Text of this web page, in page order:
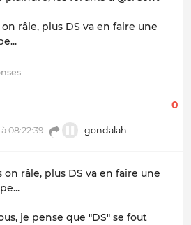
râle, plus DS va en faire une
08:22:39 gondalah
0
râle, plus DS va en faire une
je pense que "DS" se fout